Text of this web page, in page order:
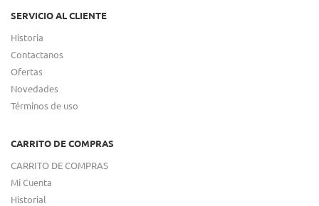
SERVICIO AL CLIENTE
Historia
Contactanos
Ofertas
Novedades
Términos de uso
CARRITO DE COMPRAS
CARRITO DE COMPRAS
Mi Cuenta
Historial